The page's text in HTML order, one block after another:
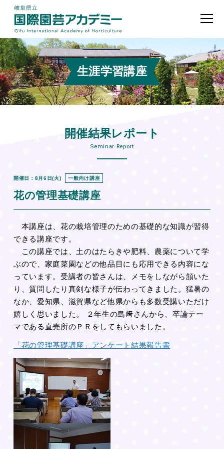
生涯学習講座
開催結果レポート
Seminar Report
開催日：8月6日(火) 一般向け講座
花の管理基礎講座
本講座は、花の栽培管理のための基礎的な知識が習得
できる講座です。
この講座では、土のはたらきや肥料、農薬について学
ぶので、家庭菜園などの他品目にも応用できる内容にな
っています。受講者の皆さんは、メモをしながら頷いた
り、質問したり真剣な様子が伝わってきました。猛暑の
なか、愛知県、滋賀県など他県からも多数受講いただけ
嬉しく思いました。 ２年生の島﨑さんから、卒論テー
マである直売所のＰＲをしてもらいました。
「花の管理基礎講座」アンケート結果報告書